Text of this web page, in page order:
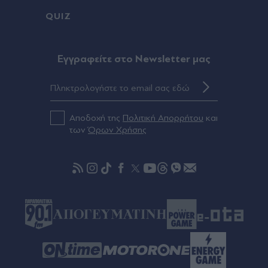
πριν μία ώρα
δει ποτέ τέτοιο άνεμο"
πριν μία ώρα
Προειδοποίηση του ΥΠΕΞ του Ισραήλ στους
πολίτες που βρίσκονται στην Ελλάδα, με φόντο
διαδηλώσεις για τη Γάζα: "Κρατήστε χαμηλό
πριν μία ώρα
του πετρελαϊκού κολοσσού Aramco - Οι Χούθι
ανέλαβαν την ευθύνη (Βίντεο)
QUIZ
Eγγραφείτε στο Newsletter μας
Αποδοχή της Πολιτική Απορρήτου και
τωνΌρων Χρήσης